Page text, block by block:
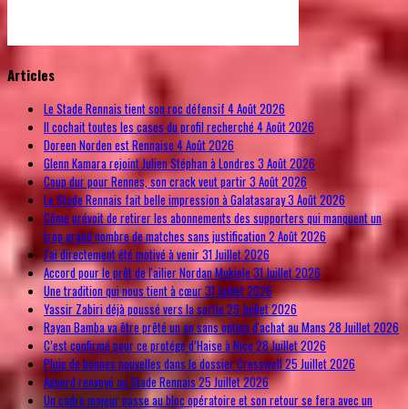
Articles
Le Stade Rennais tient son roc défensif 4 Août 2026
Il cochait toutes les cases du profil recherché 4 Août 2026
Doreen Norden est Rennaise 4 Août 2026
Glenn Kamara rejoint Julien Stéphan à Londres 3 Août 2026
Coup dur pour Rennes, son crack veut partir3 Août 2026
Le Stade Rennais fait belle impression à Galatasaray3 Août 2026
Côme prévoit de retirer les abonnements des supporters qui manquent un
trop grand nombre de matches sans justification 2 Août 2026
J'ai directement été motivé à venir31 Juillet 2026
Accord pour le prêt de l'ailier Nordan Mukiele31 Juillet 2026
Une tradition qui nous tient à cœur31 Juillet 2026
Yassir Zabiri déjà poussé vers la sortie 29 Juillet 2026
Rayan Bamba va être prêté un an sans option d'achat au Mans 28 Juillet 2026
C’est confirmé pour ce protégé d’Haise à Nice28 Juillet 2026
Pluie de bonnes nouvelles dans le dossier Cresswell25 Juillet 2026
Aguerd renvoyé au Stade Rennais25 Juillet 2026
Un cadre majeur passe au bloc opératoire et son retour se fera avec un